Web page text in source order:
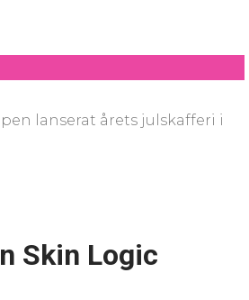
lanserat årets julskafferi i
Skin Logic